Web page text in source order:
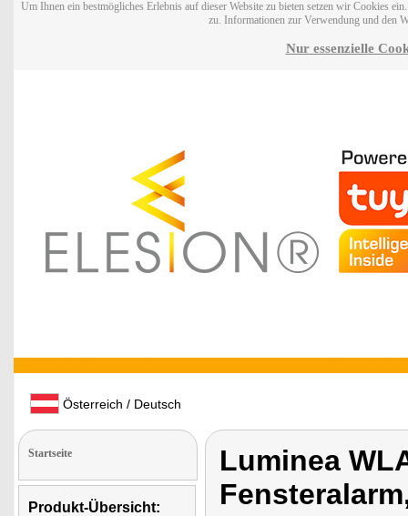
Um Ihnen ein bestmögliches Erlebnis auf dieser Website zu bieten setzen wir Cookies
zu. Informationen zur Verwendung und den
Nur essenzielle
Österreich / Deutsch
Startseite
Produkt-Übersicht:
Luminea